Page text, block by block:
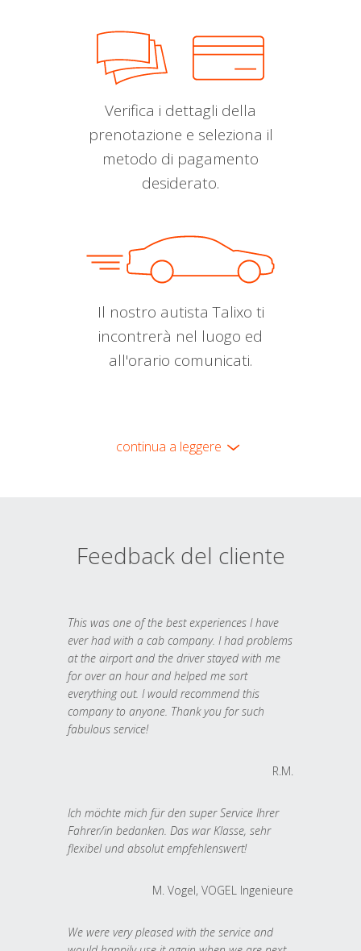
Verifica i dettagli della
prenotazione e seleziona il
metodo di pagamento
desiderato.
Il nostro autista Talixo ti
incontrerà nel luogo ed
all'orario comunicati.
continua a leggere
Feedback del cliente
This was one of the best experiences I have
ever had with a cab company. I had problems
at the airport and the driver stayed with me
for over an hour and helped me sort
everything out. I would recommend this
company to anyone. Thank you for such
fabulous service!
R.M.
Ich möchte mich für den super Service Ihrer
Fahrer/in bedanken. Das war Klasse, sehr
flexibel und absolut empfehlenswert!
M. Vogel, VOGEL Ingenieure
We were very pleased with the service and